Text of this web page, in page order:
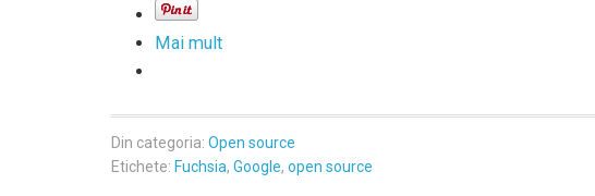
Mai mult
Din categoria: Open source
Etichete: Fuchsia, Google, open source